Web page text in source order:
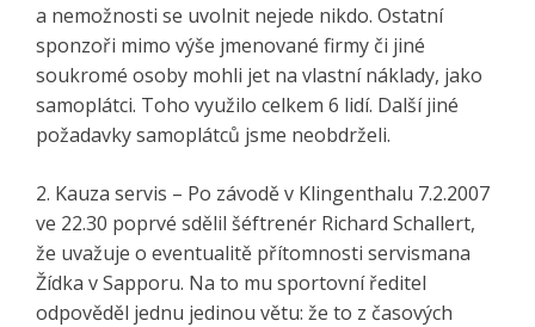
a nemožnosti se uvolnit nejede nikdo. Ostatní
sponzoři mimo výše jmenované firmy či jiné
soukromé osoby mohli jet na vlastní náklady, jako
samoplátci. Toho využilo celkem 6 lidí. Další jiné
požadavky samoplátců jsme neobdrželi.
2. Kauza servis – Po závodě v Klingenthalu 7.2.2007
ve 22.30 poprvé sdělil šéftrenér Richard Schallert,
že uvažuje o eventualitě přítomnosti servismana
Žídka v Sapporu. Na to mu sportovní ředitel
odpověděl jednu jedinou větu: že to z časových